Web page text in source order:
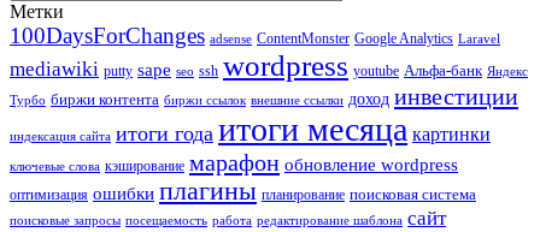
Метки
100DaysForChanges adsense ContentMonster Google Analytics Laravel
mediawiki putty sape seo ssh wordpress youtube Альфа-банк Яндекс
Турбо биржи контента биржи ссылок внешние ссылки доход инвестиции
индексация сайта итоги года итоги месяца картинки
ключевые слова кэширование марафон обновление wordpress
оптимизация ошибки плагины планирование поисковая система
поисковые запросы посещаемость работа редактирование шаблона сайт